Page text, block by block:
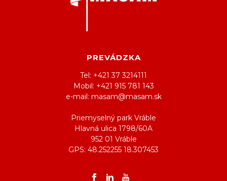
PREVÁDZKA
Tel: +421 37 3214111
Mobil: +421 915 781 143
e-mail: masam@masam.sk
Priemyselný park Vráble
Hlavná ulica 1798/60A
952 01 Vráble
GPS: 48.252255 18.307453